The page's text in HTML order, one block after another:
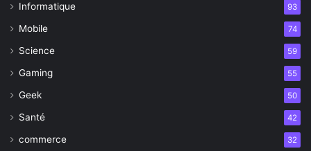
Informatique 93
Mobile 74
Science 59
Gaming 55
Geek 50
Santé 42
commerce 32